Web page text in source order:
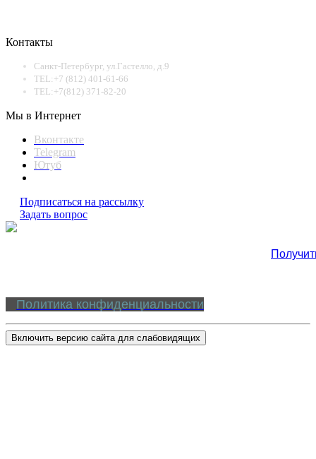
Контакты
Санкт-Петербург, ул.Гастелло, д.9
TEL:+7 (812) 401-61-66
TEL:+7(812) 371-82-20
Мы в Интернет
Вконтакте
Telegram
Ютуб
Подписаться на рассылку
Задать вопрос
Политика конфиденциальности
Включить версию сайта для слабовидящих